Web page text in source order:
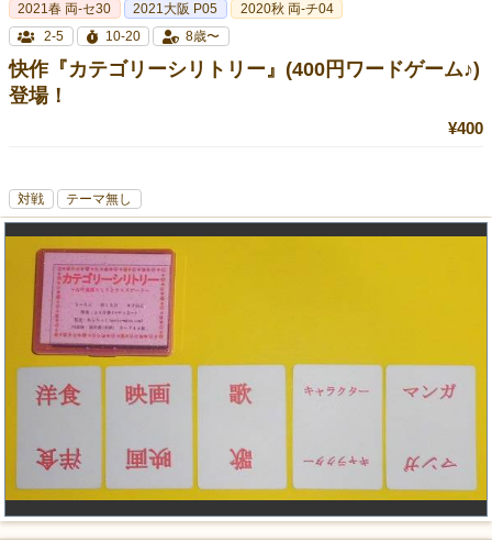
2021春 両-セ30 2021大阪 P05
2020秋 両-チ04
2-5
10-20 8歳〜
快作『カテゴリーシリトリー』(400円ワードゲーム♪)
登場！
¥400
対戦 テーマ無し